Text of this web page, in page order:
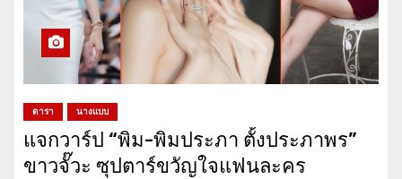
ดารา นางแบบ
แจกวาร์ป “พิม-พิมประภา ตั้งประภาพร”
ขาวจั๊วะ ซุปตาร์ขวัญใจแฟนละคร